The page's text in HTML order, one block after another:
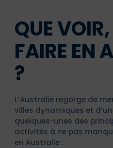
QUE
FAIRE EN
?
L’Australie regorge de
villes dynamiques et
quelques-unes des
activités à ne pas
en Australie :